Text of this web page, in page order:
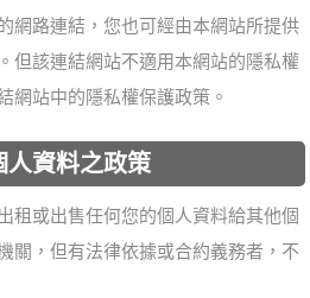
網路連結，您也可經由本網站所提供
但該連結網站不適用本網站的隱私權
網站中的隱私權保護政策。
人資料之政策
租或出售任何您的個人資料給其他個
關，但有法律依據或合約義務者，不